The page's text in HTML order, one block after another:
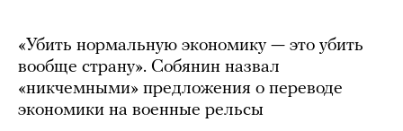
«Убить нормальную экономику — это убить
вообще страну». Собянин назвал
«никчемными» предложения о переводе
экономики на военные рельсы